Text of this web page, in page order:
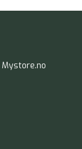
Mystore.no